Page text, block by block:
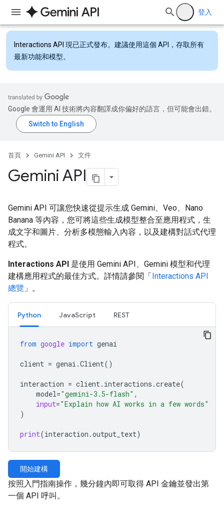
登入
Interactions API 現已正式發布。建議使用這個 API，存取所有
最新功能和模型。
Google 會運用 AI 技術將內容翻譯成你偏好的語言，但可能會出錯。
首頁 Gemini API 文件
Gemini API
Gemini API 可讓您快速從提示生成 Gemini、Veo、Nano
Banana 等內容，您可將這些生成模型整合至應用程式，生
成文字和圖片、分析多模態輸入內容，以及建構對話式代理
程式。
Interactions API 是使用 Gemini API、Gemini 模型和代理
建構應用程式的最佳方式。詳情請參閱「Interactions API
總覽 」。
Python JavaScript REST
from google import genai
client = genai .Client()
interaction = client. interactions .create(
model="gemini-3.5-flash" ,
input="Explain how AI works in a few words"
)
print(interaction .output_text)
開始建構
按照入門指南操作，幾分鐘內即可取得 API 金鑰並發出第
一個 API 呼叫。